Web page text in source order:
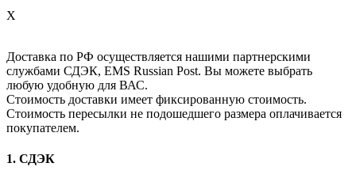
X
Доставка по РФ осуществляется нашими партнерскими
службами СДЭК, EMS Russian Post. Вы можете выбрать
любую удобную для ВАС.
Стоимость доставки имеет фиксированную стоимость.
Стоимость пересылки не подошедшего размера оплачивается
покупателем.
1. СДЭК